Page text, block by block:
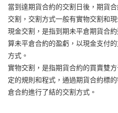
當到達期貨合約的交割日後，期貨
交割，交割方式一般有實物交割和現
現金交割，是指到期未平倉期貨合
算未平倉合約的盈虧，以現金支付
方式。
實物交割，是指期貨合約的買賣雙
定的規則和程式，通過期貨合約標
倉合約進行了結的交割方式。